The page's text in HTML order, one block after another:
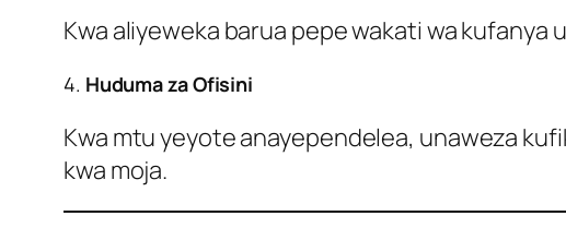
Kwa aliyeweka barua pepe wakati wa kufanya
4. Huduma za Ofisini
Kwa mtu yeyote anayependelea, unaweza
kwa moja.